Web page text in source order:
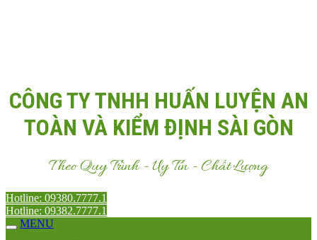
CÔNG TY TNHH HUẤN LUYỆN AN
TOÀN VÀ KIỂM ĐỊNH SÀI GÒN
Theo Quy Trình - Uy Tín - Chất Lượng
Hotline: 09380.7777.1
Hotline: 09382.7777.1
MENU